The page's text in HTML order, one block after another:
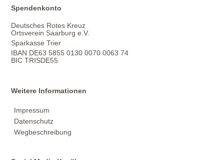
Spendenkonto
Deutsches Rotes Kreuz
Ortsverein Saarburg e.V.
Sparkasse Trier
IBAN DE63 5855 0130 0070 0063 74
BIC TRISDE55
Weitere Informationen
Impressum
Datenschutz
Wegbeschreibung